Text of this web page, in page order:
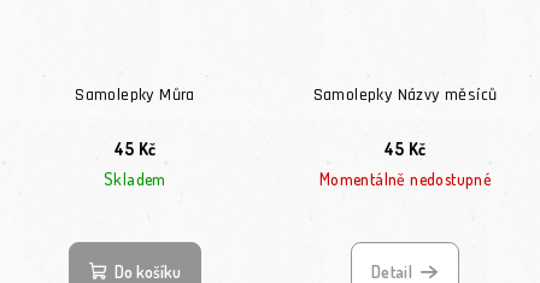
Samolepky Můra
45 Kč
Skladem
Do košíku
Samolepky Názvy měsíců
45 Kč
Momentálně nedostupné
Detail